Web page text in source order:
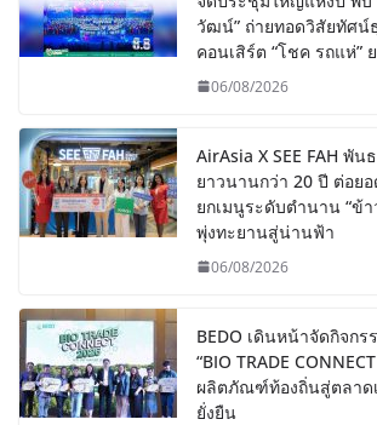
วัฒน์” ถ่ายทอดวิสัยทัศน์
คอนเสิร์ต “โชค รถแห่”
06/08/2026
AirAsia X SEE FAH พัน
ยาวนานกว่า 20 ปี ต่อย
ยกเมนูระดับตำนาน “ข้
พุ่งทะยานสู่น่านฟ้า
06/08/2026
BEDO เดินหน้าจัดกิจกร
“BIO TRADE
ผลิตภัณฑ์ท้องถิ่นสู่ตลาด
ยั่งยืน